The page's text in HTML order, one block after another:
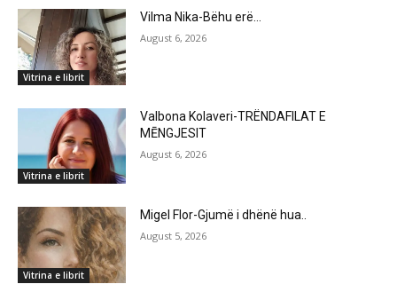
Vitrina e librit
Vilma Nika-Bëhu erë…
August 6, 2026
Vitrina e librit
Valbona Kolaveri-TRËNDAFILAT E
MĒNGJESIT
August 6, 2026
Vitrina e librit
Migel Flor-Gjumë i dhënë hua..
August 5, 2026